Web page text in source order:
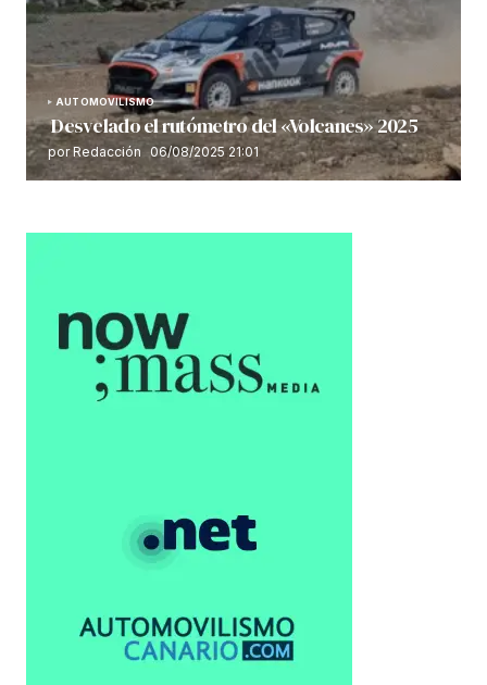
AUTOMOVILISMO
Desvelado el rutómetro del «Volcanes» 2025
por Redacción 06/08/2025 21:01